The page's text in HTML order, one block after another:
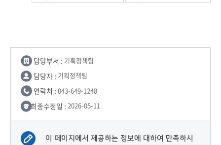
담당부서 : 기획정책팀
담당자 : 기획정책팀
연락처 : 043-649-1248
최종수정일 : 2026-05-11
이 페이지에서 제공하는 정보에 대하여 만족하시